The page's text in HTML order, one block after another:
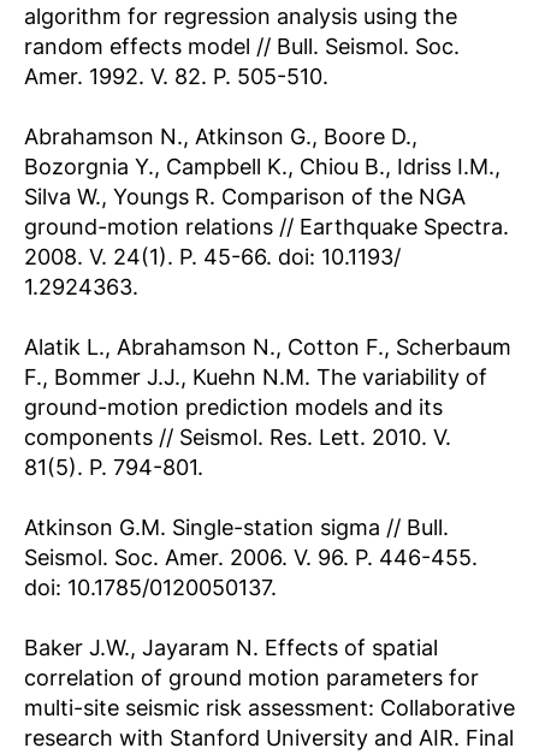
algorithm for regression analysis using the
random effects model // Bull. Seismol. Soc.
Amer. 1992. V. 82. P. 505-510.
Abrahamson N., Atkinson G., Boore D.,
Bozorgnia Y., Campbell K., Chiou B., Idriss I.M.,
Silva W., Youngs R. Comparison of the NGA
ground-motion relations // Earthquake Spectra.
2008. V. 24(1). P. 45-66. doi: 10.1193/
1.2924363.
Alatik L., Abrahamson N., Cotton F., Scherbaum
F., Bommer J.J., Kuehn N.M. The variability of
ground-motion prediction models and its
components // Seismol. Res. Lett. 2010. V.
81(5). P. 794-801.
Atkinson G.M. Single-station sigma // Bull.
Seismol. Soc. Amer. 2006. V. 96. P. 446-455.
doi: 10.1785/0120050137.
Baker J.W., Jayaram N. Effects of spatial
correlation of ground motion parameters for
multi-site seismic risk assessment: Collaborative
research with Stanford University and AIR. Final